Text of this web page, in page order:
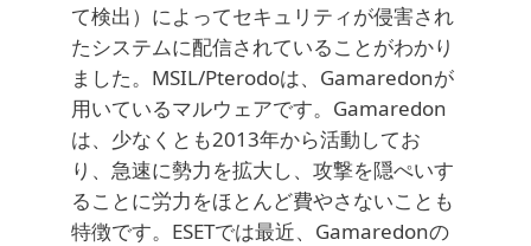
て検出）によってセキュリティが侵害され
たシステムに配信されていることがわかり
ました。MSIL/Pterodoは、Gamaredonが
用いているマルウェアです。Gamaredon
は、少なくとも2013年から活動してお
り、急速に勢力を拡大し、攻撃を隠ぺいす
ることに労力をほとんど費やさないことも
特徴です。ESETでは最近、Gamaredonの